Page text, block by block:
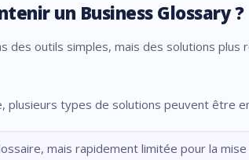
un Business Glossary ?
des outils simples, mais des solutions
plusieurs types de solutions peuvent être
mais rapidement limitée pour la